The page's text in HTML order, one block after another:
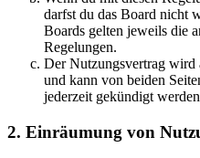
darfst du das Board nicht
Boards gelten jeweils die
Regelungen.
Der Nutzungsvertrag wird
und kann von beiden
jederzeit gekündigt
2. Einräumung von